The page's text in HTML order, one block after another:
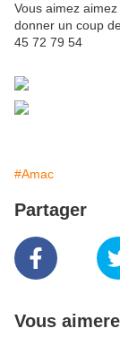
Vous aimez
donner un coup
45 72 79 54
#Amac
Partager
Vous